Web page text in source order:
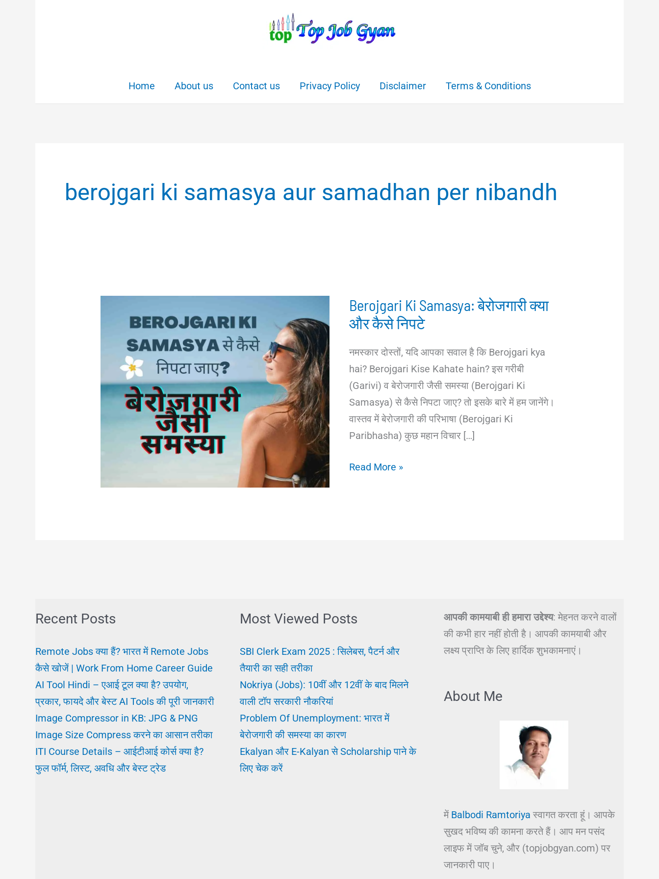
Home About us Contact us Privacy Policy Disclaimer Terms & Conditions
berojgari ki samasya aur samadhan per nibandh
Berojgari Ki Samasya: बेरोजगारी क्या
और कैसे निपटे
नमस्कार दोस्तों, यदि आपका सवाल है कि Berojgari kya
hai? Berojgari Kise Kahate hain? इस गरीबी
(Garivi) व बेरोजगारी जैसी समस्या (Berojgari Ki
Samasya) से कैसे निपटा जाए? तो इसके बारे में हम जानेंगे।
वास्तव में बेरोजगारी की परिभाषा (Berojgari Ki
Paribhasha) कुछ महान विचार […]
Berojgari
Read More »
Recent Posts
Remote Jobs क्या हैं? भारत में Remote Jobs
कैसे खोजें | Work From Home Career Guide
AI Tool Hindi – एआई टूल क्या है? उपयोग,
प्रकार, फायदे और बेस्ट AI Tools की पूरी जानकारी
Image Compressor in KB: JPG & PNG
Image Size Compress करने का आसान तरीका
ITI Course Details – आईटीआई कोर्स क्या है?
फुल फॉर्म, लिस्ट, अवधि और बेस्ट ट्रेड
Most Viewed Posts
SBI Clerk Exam 2025 : सिलेबस, पैटर्न और
तैयारी का सही तरीका
Nokriya (Jobs): 10वीं और 12वीं के बाद मिलने
वाली टॉप सरकारी नौकरियां
Problem Of Unemployment: भारत में
बेरोजगारी की समस्या का कारण
Ekalyan और E-Kalyan से Scholarship पाने के
लिए चेक करें
आपकी कामयाबी ही हमारा उद्देश्य: मेहनत करने वालों
की कभी हार नहीं होती है। आपकी कामयाबी और
लक्ष्य प्राप्ति के लिए हार्दिक शुभकामनाएं।
About Me
में Balbodi Ramtoriya स्वागत करता हूं। आपके
सुखद भविष्य की कामना करते हैं। आप मन पसंद
लाइफ में जॉब चुने, और (topjobgyan.com) पर
जानकारी पाए।